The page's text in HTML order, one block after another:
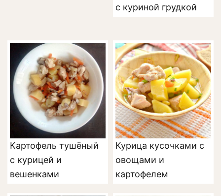
с куриной грудкой
Картофель тушёный
с курицей и
вешенками
Курица кусочками с
овощами и
картофелем